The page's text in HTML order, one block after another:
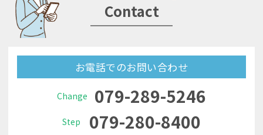
Contact
お電話でのお問い合わせ
Change 079-289-5246
Step 079-280-8400